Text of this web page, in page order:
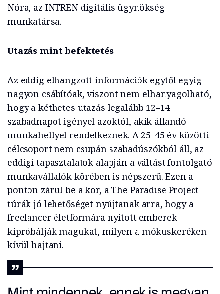
Nóra, az INTREN digitális ügynökség
munkatársa.
Utazás mint befektetés
Az eddig elhangzott információk egytől egyig
nagyon csábítóak, viszont nem elhanyagolható,
hogy a kéthetes utazás legalább 12–14
szabadnapot igényel azoktól, akik állandó
munkahellyel rendelkeznek. A 25–45 év közötti
célcsoport nem csupán szabadúszókból áll, az
eddigi tapasztalatok alapján a váltást fontolgató
munkavállalók körében is népszerű. Ezen a
ponton zárul be a kör, a The Paradise Project
túrák jó lehetőséget nyújtanak arra, hogy a
freelancer életformára nyitott emberek
kipróbálják magukat, milyen a mókuskeréken
kívül hajtani.